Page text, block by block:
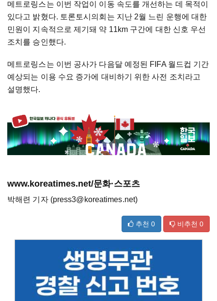
메트로링스는 이번 작업이 이동 속도를 개선하는 데 목적이
있다고 밝혔다. 토론토시의회는 지난 2월 느린 운행에 대한
민원이 지속적으로 제기돼 약 11km 구간에 대한 신호 우선
조치를 승인했다.
메트로링스는 이번 공사가 다음달 예정된 FIFA 월드컵 기간
예상되는 이용 수요 증가에 대비하기 위한 사전 조치라고
설명했다.
www.koreatimes.net/문화·스포츠
박해련 기자 (press3@koreatimes.net)
추천 0 비추천 0